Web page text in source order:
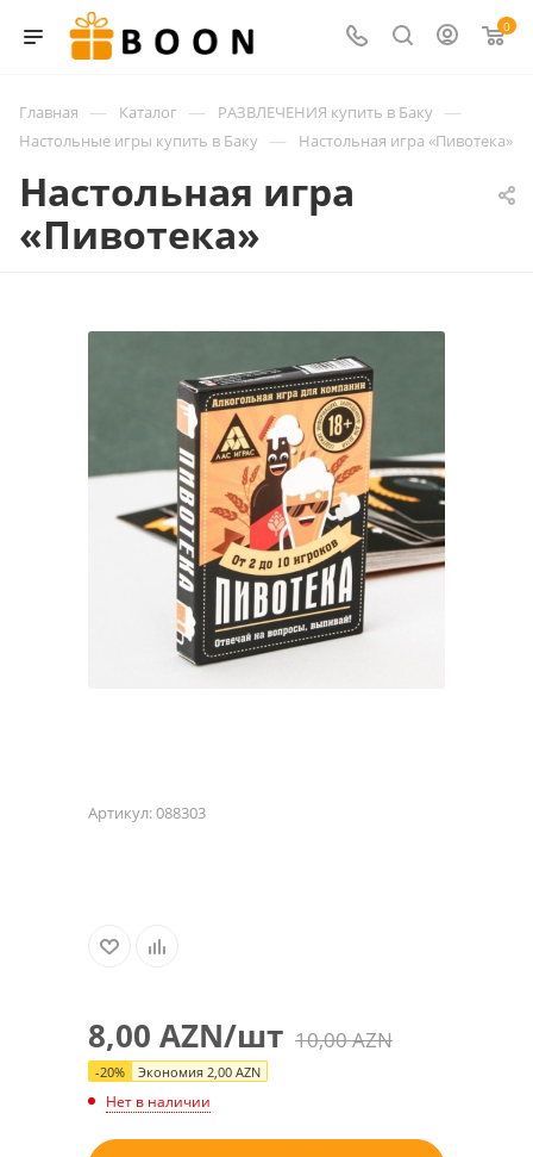
0
Главная — Каталог — РАЗВЛЕЧЕНИЯ купить в Баку —
Настольные игры купить в Баку — Настольная игра «Пивотека»
Настольная игра
«Пивотека»
Артикул:088303
8,00 AZN/шт 10,00AZN
-20% Экономия 2,00 AZN
Нет в наличии